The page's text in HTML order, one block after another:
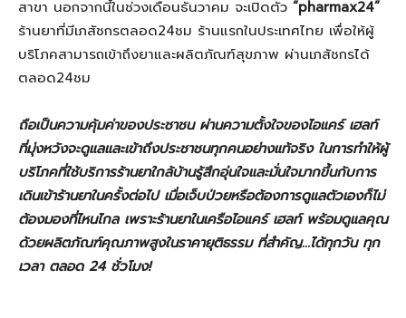
สาขา นอกจากนี้ในช่วงเดือนธันวาคม จะเปิดตัว “pharmax24”
ร้านยาที่มีเภสัชกรตลอด24ชม ร้านแรกในประเทศไทย เพื่อให้ผู้
บริโภคสามารถเข้าถึงยาและผลิตภัณฑ์สุขภาพ ผ่านเภสัชกรได้
ตลอด24ชม
ถือเป็นความคุ้มค่าของประชาชน ผ่านความตั้งใจของไอแคร์ เฮลท์
ที่มุ่งหวังจะดูแลและเข้าถึงประชาชนทุกคนอย่างแท้จริง ในการทำให้ผู้
บริโภคที่ใช้บริการร้านยาใกล้บ้านรู้สึกอุ่นใจและมั่นใจมากขึ้นกับการ
เดินเข้าร้านยาในครั้งต่อไป เมื่อเจ็บป่วยหรือต้องการดูแลตัวเองก็ไม่
ต้องมองที่ไหนไกล เพราะร้านยาในเครือไอแคร์ เฮลท์ พร้อมดูแลคุณ
ด้วยผลิตภัณฑ์คุณภาพสูงในราคายุติธรรม ที่สำคัญ…ได้ทุกวัน ทุก
เวลา ตลอด 24 ชั่วโมง!